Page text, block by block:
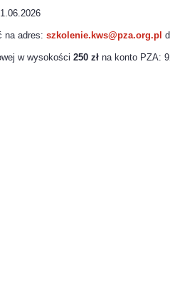
na adres: szkolenie.kws@pza.org.pl
w wysokości 250 zł na konto PZA: